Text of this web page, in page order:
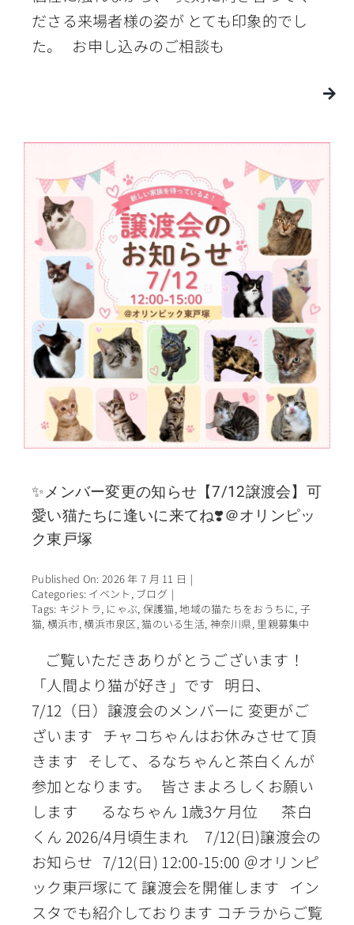
ださる来場者様の姿が とても印象的でし
た。 お申し込みのご相談も
✨メンバー変更の知らせ【7/12譲渡会】可
愛い猫たちに逢いに来てね❣️＠オリンピッ
ク東戸塚
Published On: 2026 年 7 月 11 日 |
Categories: イベント , ブログ |
Tags: キジトラ, にゃぶ, 保護猫,地域の猫たちをおうちに,子
猫, 横浜市,横浜市泉区,猫のいる生活, 神奈川県, 里親募集中
ご覧いただきありがとうございます！
「人間より猫が好き」です 明日、
7/12（日）譲渡会のメンバーに 変更がご
ざいます チャコちゃんはお休みさせて頂
きます そして、るなちゃんと茶白くんが
参加となります。 皆さまよろしくお願い
します るなちゃん 1歳3ケ月位 茶白
くん 2026/4月頃生まれ 7/12(日)譲渡会の
お知らせ 7/12(日) 12:00-15:00 ＠オリンピ
ック東戸塚にて 譲渡会を開催します イン
スタでも紹介しております コチラからご覧